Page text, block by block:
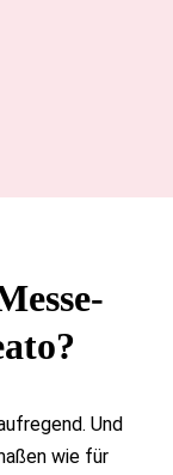
Und
wie für